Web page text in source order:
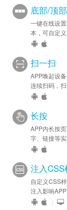
底部/顶
一键在线设
本，可自定义
扫一扫
APP唤起设
连续扫码，
长按
APP内长按
字、链接等实
注入CSS
自定义CSS
注入影响APP
|